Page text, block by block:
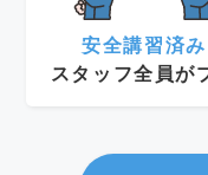
安全講習済み
スタッフ全員が